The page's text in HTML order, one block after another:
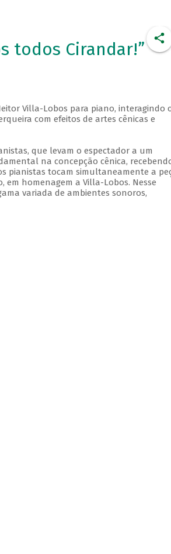
todos Cirandar!”
Villa-Lobos para piano, interagindo
com efeitos de artes cênicas e
que levam o espectador a um
na concepção cênica,
pianistas tocam simultaneamente a
homenagem a Villa-Lobos. Nesse
variada de ambientes sonoros,